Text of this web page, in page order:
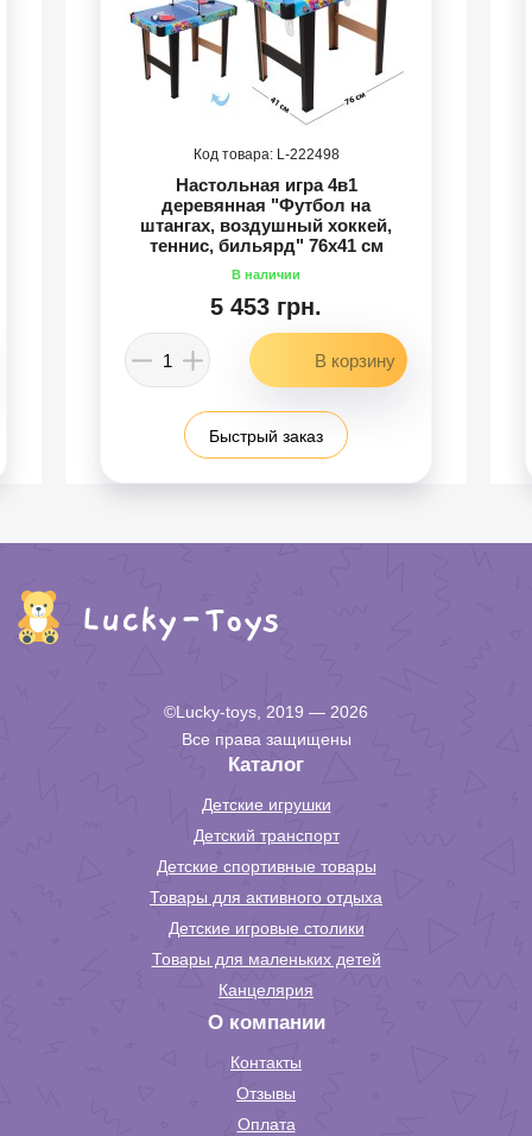
222498
Настольная игра 4в1
деревянная "Футбол на
штангах, воздушный хоккей,
теннис, бильярд" 76x41 см
5 453 грн.
Быстрый заказ
©Lucky-toys, 2019 — 2026
Все права защищены
Каталог
Детские игрушки
Детский транспорт
Детские спортивные товары
Товары для активного отдыха
Детские игровые столики
Товары для маленьких детей
Канцелярия
О компании
Контакты
Отзывы
Оплата